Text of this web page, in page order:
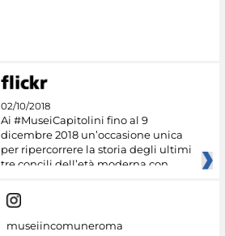
02/10/2018
Ai #MuseiCapitolini fino al 9
dicembre 2018 un’occasione unica
per ripercorrere la storia degli ultimi
tre concili dell’età moderna con
museiincomuneroma